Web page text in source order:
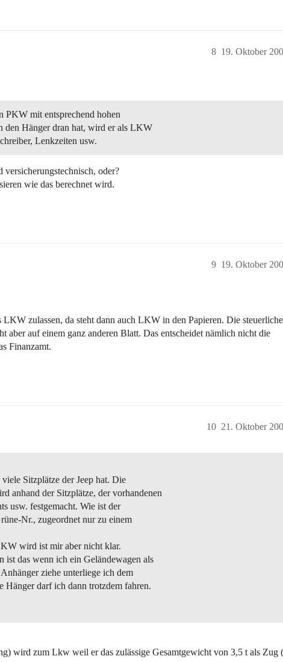
19. Oktober
8
PKW mit entsprechend hohen
den Hänger dran hat, wird er als LKW
Lenkzeiten usw.
versicherungstechnisch, oder?
wie das berechnet wird.
19. Oktober
9
LKW zulassen, da steht dann auch LKW in den Papieren. Die steuerliche
aber auf einem ganz anderen Blatt. Das entscheidet nämlich nicht die
Finanzamt.
21. Oktober
10
Sitzplätze der Jeep hat. Die
anhand der Sitzplätze, der vorhandenen
usw. festgemacht. Wie ist der
Nr., zugeordnet nur zu einem
wird ist mir aber nicht klar.
ist das wenn ich ein Geländewagen als
ziehe unterliege ich dem
Hänger darf ich dann trotzdem fahren.
wird zum Lkw weil er das zulässige Gesamtgewicht von 3,5 t als Zug